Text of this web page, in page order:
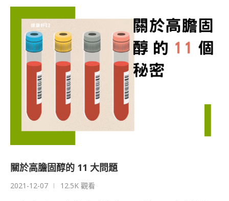
關於高膽固醇的 11 大問題
2021-12-07 12.5K 觀看